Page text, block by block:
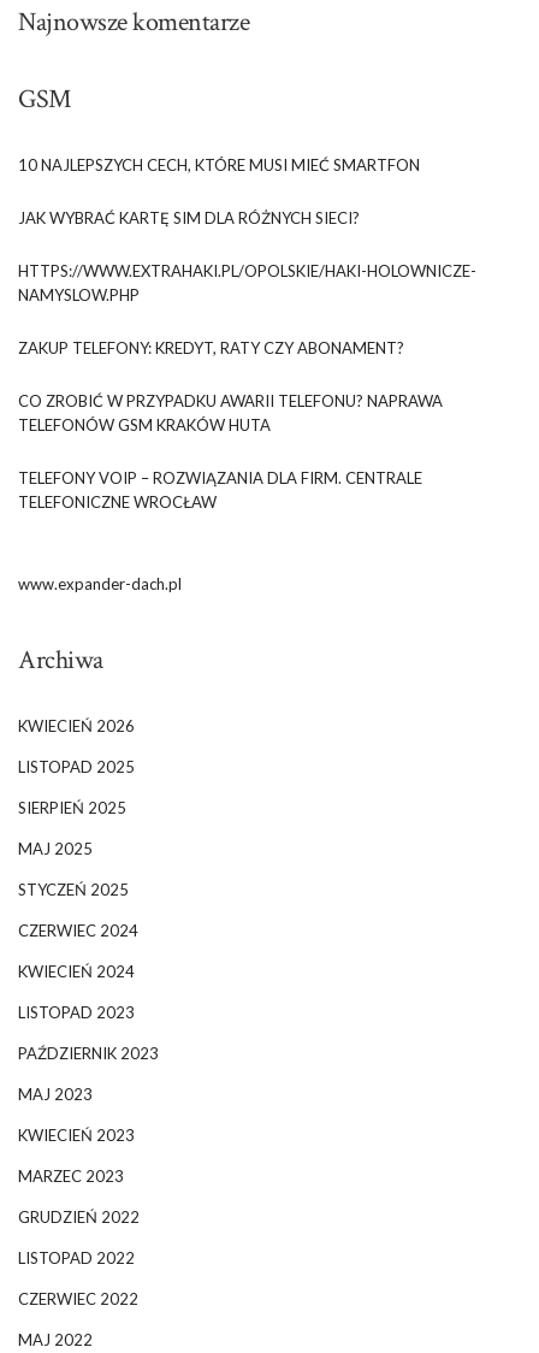
Najnowsze komentarze
GSM
10 NAJLEPSZYCH CECH, KTÓRE MUSI MIEĆ SMARTFON
JAK WYBRAĆ KARTĘ SIM DLA RÓŻNYCH SIECI?
HTTPS://WWW.EXTRAHAKI.PL/OPOLSKIE/HAKI-HOLOWNICZE-
NAMYSLOW.PHP
ZAKUP TELEFONY: KREDYT, RATY CZY ABONAMENT?
CO ZROBIĆ W PRZYPADKU AWARII TELEFONU? NAPRAWA
TELEFONÓW GSM KRAKÓW HUTA
TELEFONY VOIP – ROZWIĄZANIA DLA FIRM. CENTRALE
TELEFONICZNE WROCŁAW
www.expander-dach.pl
Archiwa
KWIECIEŃ 2026
LISTOPAD 2025
SIERPIEŃ 2025
MAJ 2025
STYCZEŃ 2025
CZERWIEC 2024
KWIECIEŃ 2024
LISTOPAD 2023
PAŹDZIERNIK 2023
MAJ 2023
KWIECIEŃ 2023
MARZEC 2023
GRUDZIEŃ 2022
LISTOPAD 2022
CZERWIEC 2022
MAJ 2022